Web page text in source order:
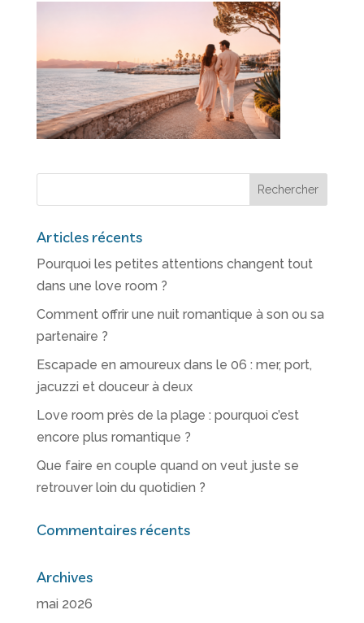
Articles récents
Pourquoi les petites attentions changent tout
dans une love room ?
Comment offrir une nuit romantique à son ou sa
partenaire ?
Escapade en amoureux dans le 06 : mer, port,
jacuzzi et douceur à deux
Love room près de la plage : pourquoi c’est
encore plus romantique ?
Que faire en couple quand on veut juste se
retrouver loin du quotidien ?
Commentaires récents
Archives
mai 2026